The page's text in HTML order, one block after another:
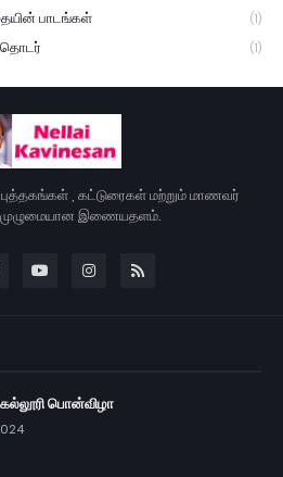
பாடங்கள் (1)
தொடர் (1)
, கட்டுரைகள் மற்றும் மாணவர்
முழுமையான இணையதளம்.
பொன்விழா